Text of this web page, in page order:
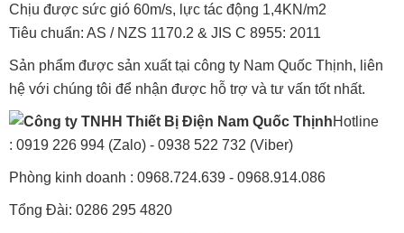
Chịu được sức gió 60m/s, lực tác động 1,4KN/m2
Tiêu chuẩn: AS / NZS 1170.2 & JIS C 8955: 2011
Sản phẩm được sản xuất tại công ty Nam Quốc Thịnh, liên
hệ với chúng tôi để nhận được hỗ trợ và tư vấn tốt nhất.
Hotline
: 0919 226 994 (Zalo) - 0938 522 732 (Viber)
Phòng kinh doanh : 0968.724.639 - 0968.914.086
Tổng Đài: 0286 295 4820